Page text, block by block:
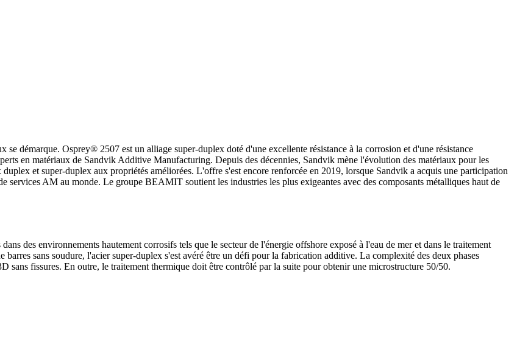
se démarque. Osprey® 2507 est un alliage super-duplex doté d'une excellente résistance à la corrosion et d'une résistance
en matériaux de Sandvik Additive Manufacturing. Depuis des décennies, Sandvik mène l'évolution des matériaux pour les
et super-duplex aux propriétés améliorées. L'offre s'est encore renforcée en 2019, lorsque Sandvik a acquis une participation
AM au monde. Le groupe BEAMIT soutient les industries les plus exigeantes avec des composants métalliques haut de
des environnements hautement corrosifs tels que le secteur de l'énergie offshore exposé à l'eau de mer et dans le traitement
sans soudure, l'acier super-duplex s'est avéré être un défi pour la fabrication additive. La complexité des deux phases
fissures. En outre, le traitement thermique doit être contrôlé par la suite pour obtenir une microstructure 50/50.